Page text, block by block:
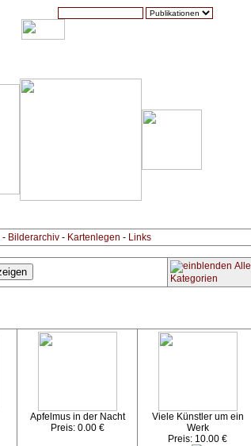
- Bilderarchiv - Kartenlegen - Links
Alle
Kategorien
Apfelmus in der Nacht
Preis: 0.00 €
Viele Künstler um ein
Werk
Preis: 10.00 €